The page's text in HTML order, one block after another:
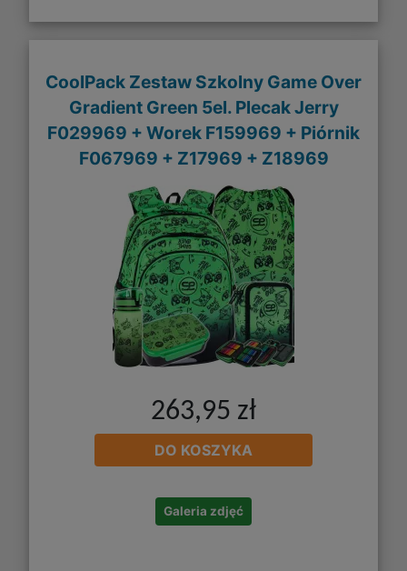
CoolPack Zestaw Szkolny Game Over
Gradient Green 5el. Plecak Jerry
F029969 + Worek F159969 + Piórnik
F067969 + Z17969 + Z18969
263,95 zł
DO KOSZYKA
Galeria zdjęć